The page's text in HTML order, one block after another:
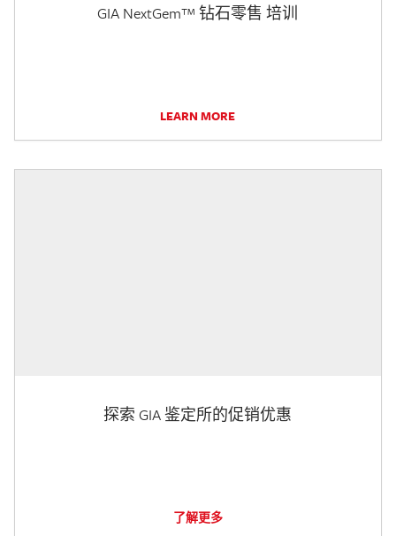
GIA NextGem™ 钻石零售 培训
LEARN MORE
探索 GIA 鉴定所的促销优惠
了解更多